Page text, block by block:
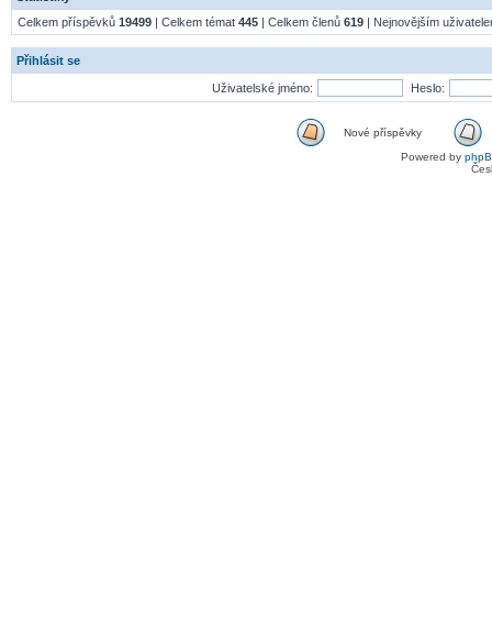
Celkem příspěvků 19499 | Celkem témat 445 | Celkem členů 619 | Nejnovějším
Přihlásit se
Uživatelské jméno: Heslo:
Nové příspěvky
Powered by